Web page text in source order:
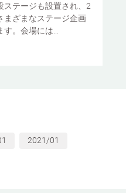
ステージも設置され、2
まざまなステージ企画
。会場には...
2021/01